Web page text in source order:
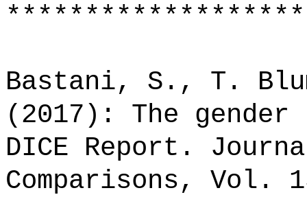
Bastani, S., T.
(2017): The
DICE Report.
Comparisons,